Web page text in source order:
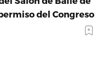
del Congreso